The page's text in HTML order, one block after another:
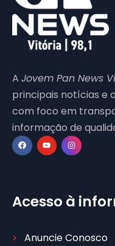
A Jovem Pan News
principais notícias e
com foco em
informação de
Acesso à
Anuncie Conosco